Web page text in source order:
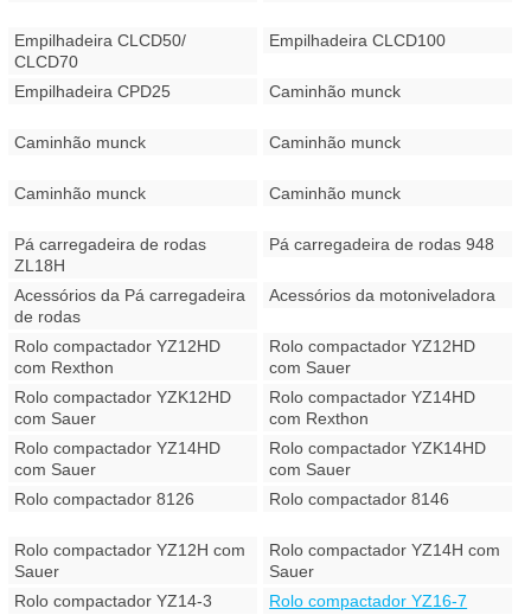
Empilhadeira CLCD50/
CLCD70
Empilhadeira CLCD100
Empilhadeira CPD25 Caminhão munck
Caminhão munck Caminhão munck
Caminhão munck Caminhão munck
Pá carregadeira de rodas
ZL18H
Pá carregadeira de rodas 948
Acessórios da Pá carregadeira
de rodas
Acessórios da motoniveladora
Rolo compactador YZ12HD
com Rexthon
Rolo compactador YZ12HD
com Sauer
Rolo compactador YZK12HD
com Sauer
Rolo compactador YZ14HD
com Rexthon
Rolo compactador YZ14HD
com Sauer
Rolo compactador YZK14HD
com Sauer
Rolo compactador 8126
Rolo compactador 8146
Rolo compactador YZ12H com
Sauer
Rolo compactador YZ14H com
Sauer
Rolo compactador YZ14-3
Rolo compactador YZ16-7